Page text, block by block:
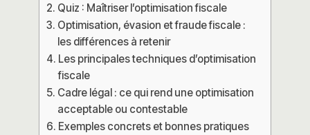
Quiz : Maîtriser l’optimisation fiscale
Optimisation, évasion et fraude fiscale :
les différences à retenir
Les principales techniques d’optimisation
fiscale
Cadre légal : ce qui rend une optimisation
acceptable ou contestable
Exemples concrets et bonnes pratiques